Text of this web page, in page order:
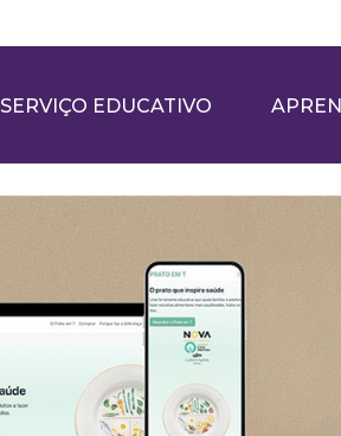
SERVIÇO EDUCATIVO